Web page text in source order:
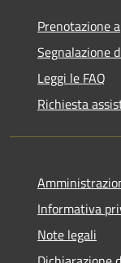
Prenotazione
Segnalazione
Leggi le FAQ
Richiesta
Informativa
Note legali